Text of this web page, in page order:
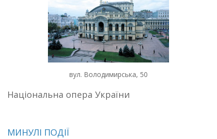
вул. Володимирська, 50
Національна опера України
МИНУЛІ ПОДІЇ